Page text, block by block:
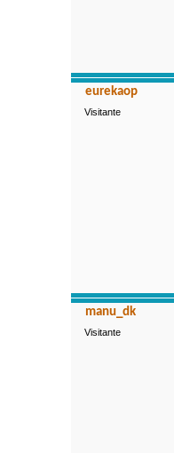
eurekaop
Visitante
manu_dk
Visitante